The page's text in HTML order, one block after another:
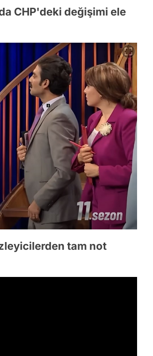
CHP'deki değişimi ele
tam not